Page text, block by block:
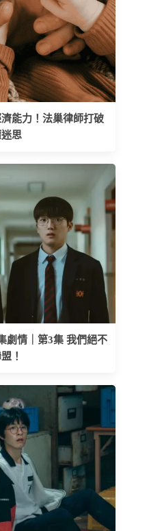
能力！法巢律師打破
思
劇情｜第3集 我們絕不
！